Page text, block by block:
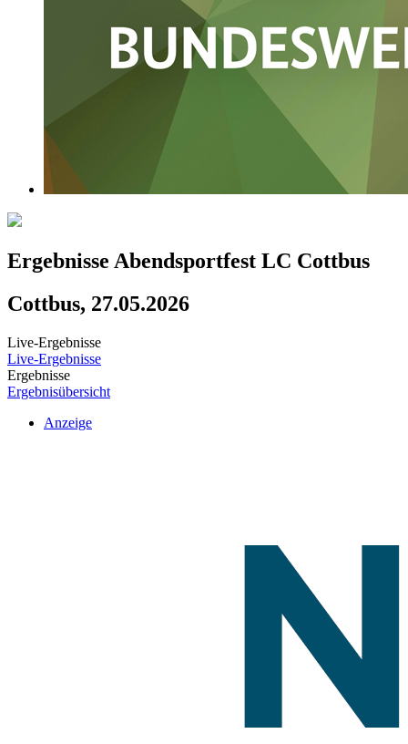
Ergebnisse Abendsportfest LC Cottbus
Cottbus, 27.05.2026
Live-Ergebnisse
Live-Ergebnisse
Ergebnisse
Ergebnisübersicht
Anzeige